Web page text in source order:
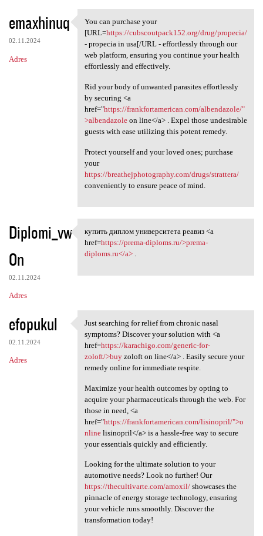
emaxhinuq
02.11.2024
Adres
You can purchase your [URL
You can purchase your
[URL=https://cubscoutpack152.org/drug/propecia/
- propecia in usa[/URL - effortlessly through our
web platform, ensuring you continue your health
effortlessly and effectively.
Rid your body of unwanted parasites effortlessly
by securing <a
href="https://frankfortamerican.com/albendazole/"
>albendazoleon line</a> . Expel those undesirable
guests with ease utilizing this potent remedy.
Protect yourself and your loved ones; purchase
your
https://breathejphotography.com/drugs/strattera/
conveniently to ensure peace of mind.
Diplomi_vw
On
02.11.2024
Adres
купить диплом университета
купить диплом университета реавиз <a
href=https://prema-diploms.ru/>prema-
diploms.ru</a>.
efopukul
02.11.2024
Adres
Just searching for relief
Just searching for relief from chronic nasal
symptoms? Discover your solution with <a
href=https://karachigo.com/generic-for-
zoloft/>buyzoloft on line</a> . Easily secure your
remedy online for immediate respite.
Maximize your health outcomes by opting to
acquire your pharmaceuticals through the web. For
those in need, <a
href="https://frankfortamerican.com/lisinopril/">o
nlinelisinopril</a> is a hassle-free way to secure
your essentials quickly and efficiently.
Looking for the ultimate solution to your
automotive needs? Look no further! Our
https://thecultivarte.com/amoxil/showcases the
pinnacle of energy storage technology, ensuring
your vehicle runs smoothly. Discover the
transformation today!